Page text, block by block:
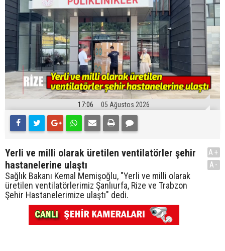
17:06 05 Ağustos 2026
Yerli ve milli olarak üretilen ventilatörler şehir
hastanelerine ulaştı
Sağlık Bakanı Kemal Memişoğlu, "Yerli ve milli olarak
üretilen ventilatörlerimiz Şanlıurfa, Rize ve Trabzon
Şehir Hastanelerimize ulaştı" dedi.
A+
A-